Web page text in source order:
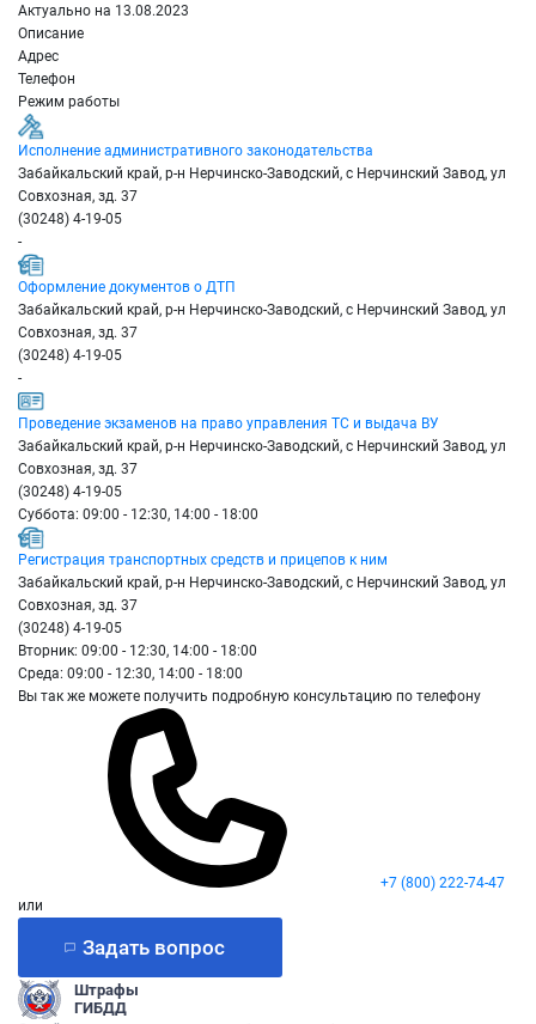
Актуально на 13.08.2023
Описание
Адрес
Телефон
Режим работы
Исполнение административного законодательства
Забайкальский край, р-н Нерчинско-Заводский, с Нерчинский Завод, ул
Совхозная, зд. 37
(30248) 4-19-05
-
Оформление документов о ДТП
Забайкальский край, р-н Нерчинско-Заводский, с Нерчинский Завод, ул
Совхозная, зд. 37
(30248) 4-19-05
-
Проведение экзаменов на право управления ТС и выдача ВУ
Забайкальский край, р-н Нерчинско-Заводский, с Нерчинский Завод, ул
Совхозная, зд. 37
(30248) 4-19-05
Суббота: 09:00 - 12:30, 14:00 - 18:00
Регистрация транспортных средств и прицепов к ним
Забайкальский край, р-н Нерчинско-Заводский, с Нерчинский Завод, ул
Совхозная, зд. 37
(30248) 4-19-05
Вторник: 09:00 - 12:30, 14:00 - 18:00
Среда: 09:00 - 12:30, 14:00 - 18:00
Вы так же можете получить подробную консультацию по телефону
+7 (800) 222-74-47
или
Задать вопрос
Штрафы
ГИБДД